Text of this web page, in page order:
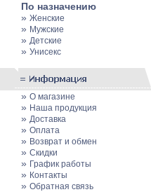
По назначению
» Женские
» Мужские
» Детские
» Унисекс
» О магазине
» Наша продукция
» Доставка
» Оплата
» Возврат и обмен
» Скидки
» График работы
» Контакты
» Обратная связь